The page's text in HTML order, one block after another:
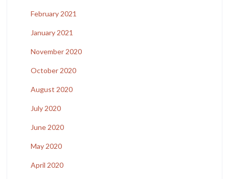
February 2021
January 2021
November 2020
October 2020
August 2020
July 2020
June 2020
May 2020
April 2020